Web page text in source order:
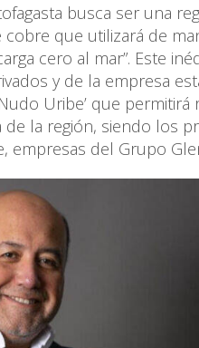
busca ser una
que utilizará de
cero al mar”. Este
y de la empresa
Uribe’ que
la región, siendo los
empresas del Grupo